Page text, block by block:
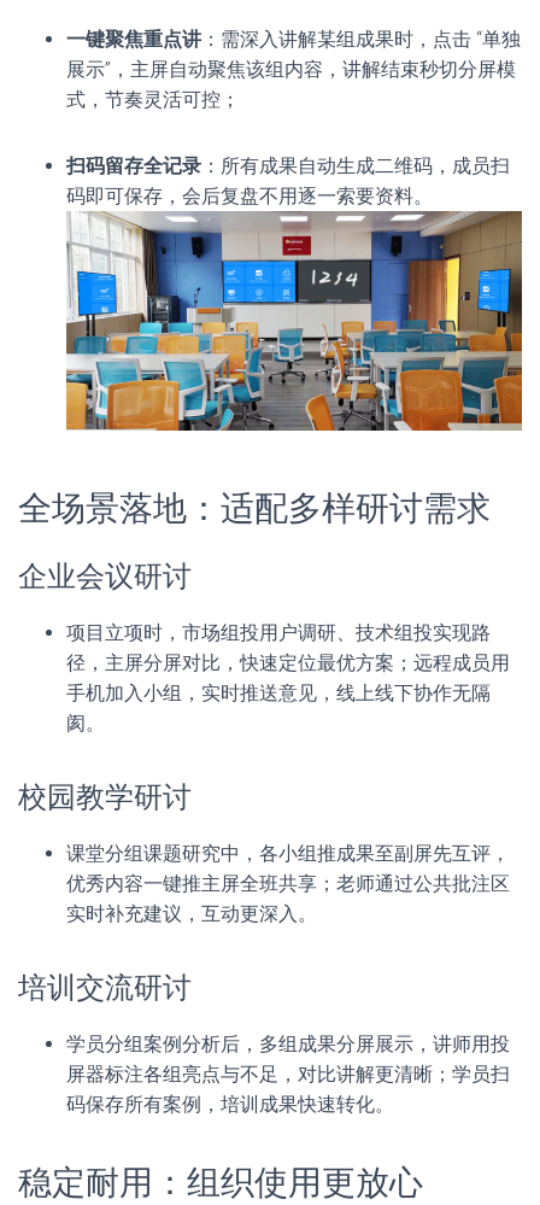
一键聚焦重点讲 ：需深入讲解某组成果时，点击 “单独
展示”，主屏自动聚焦该组内容，讲解结束秒切分屏模
式，节奏灵活可控；
扫码留存全记录 ：所有成果自动生成二维码，成员扫
码即可保存，会后复盘不用逐一索要资料。
全场景落地：适配多样研讨需求
企业会议研讨
项目立项时，市场组投用户调研、技术组投实现路
径，主屏分屏对比，快速定位最优方案；远程成员用
手机加入小组，实时推送意见，线上线下协作无隔
阂。
校园教学研讨
课堂分组课题研究中，各小组推成果至副屏先互评，
优秀内容一键推主屏全班共享；老师通过公共批注区
实时补充建议，互动更深入。
培训交流研讨
学员分组案例分析后，多组成果分屏展示，讲师用投
屏器标注各组亮点与不足，对比讲解更清晰；学员扫
码保存所有案例，培训成果快速转化。
稳定耐用：组织使用更放心